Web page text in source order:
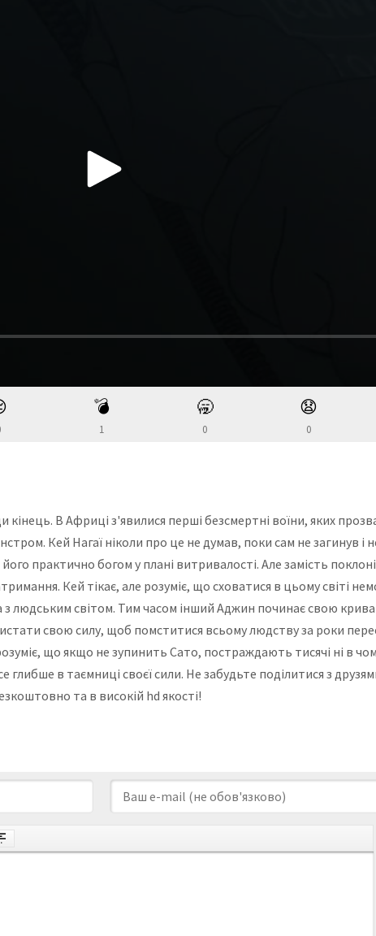
💣
1
🥱
0
😧
0
кінець. В Африці з'явилися перші безсмертні воїни, яких
Кей Нагаї ніколи про це не думав, поки сам не загинув і
практично богом у плані витривалості. Але замість
Кей тікає, але розуміє, що сховатися в цьому світі
з людським світом. Тим часом інший Аджин починає свою
свою силу, щоб помститися всьому людству за роки
що якщо не зупинить Сато, постраждають тисячі ні в
в таємниці своєї сили. Не забудьте поділитися з
та в високій hd якості!